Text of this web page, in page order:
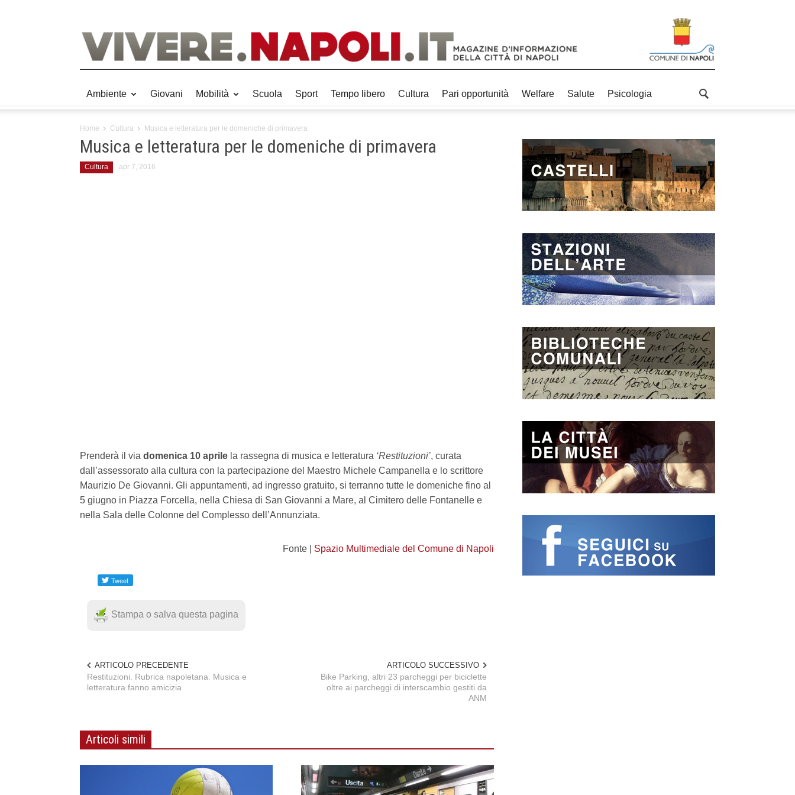
Ambiente Giovani Mobilità Scuola Sport Tempo libero Cultura Pari opportunità Welfare Salute Psicologia
Home Cultura Musica e letteratura per le domeniche di primavera
Musica e letteratura per le domeniche di primavera
Cultura apr 7, 2016
Prenderà il via domenica 10 aprile la rassegna di musica e letteratura ‘Restituzioni’, curata
dall’assessorato alla cultura con la partecipazione del Maestro Michele Campanella e lo scrittore
Maurizio De Giovanni. Gli appuntamenti, ad ingresso gratuito, si terranno tutte le domeniche fino al
5 giugno in Piazza Forcella, nella Chiesa di San Giovanni a Mare, al Cimitero delle Fontanelle e
nella Sala delle Colonne del Complesso dell’Annunziata.
Fonte | Spazio Multimediale del Comune di Napoli
Stampa o salva questa pagina
ARTICOLO PRECEDENTE
Restituzioni. Rubrica napoletana. Musica e
letteratura fanno amicizia
ARTICOLO SUCCESSIVO
Bike Parking, altri 23 parcheggi per biciclette
oltre ai parcheggi di interscambio gestiti da
ANM
Articoli simili